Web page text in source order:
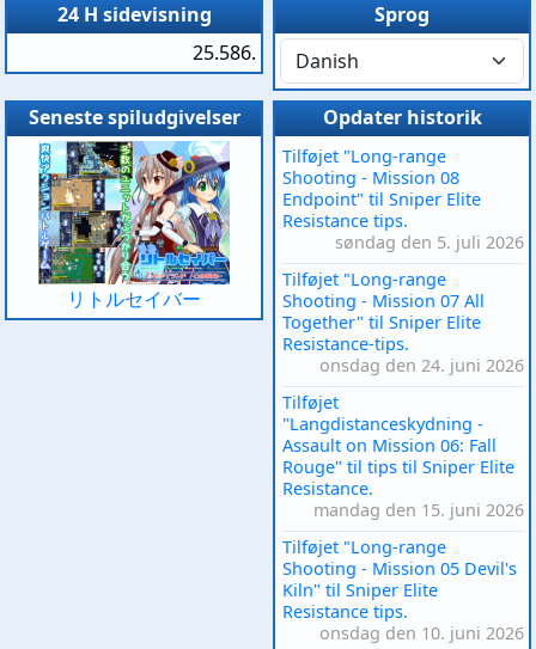
24 H sidevisning
25.586.
Sprog
Seneste spiludgivelser
リトルセイバー
Opdater historik
Tilføjet "Long-range
Shooting - Mission 08
Endpoint" til Sniper Elite
Resistance tips.
søndag den 5. juli 2026
Tilføjet "Long-range
Shooting - Mission 07 All
Together" til Sniper Elite
Resistance-tips.
onsdag den 24. juni 2026
Tilføjet
"Langdistanceskydning -
Assault on Mission 06: Fall
Rouge" til tips til Sniper Elite
Resistance.
mandag den 15. juni 2026
Tilføjet "Long-range
Shooting - Mission 05 Devil's
Kiln" til Sniper Elite
Resistance tips.
onsdag den 10. juni 2026